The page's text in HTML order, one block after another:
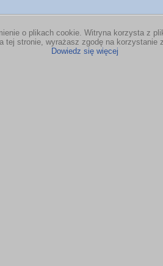
o plikach cookie. Witryna korzysta z
tej stronie, wyrażasz zgodę na korzystanie
Dowiedz się więcej